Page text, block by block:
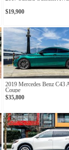
$19,900
2019 Mercedes Benz C43
Coupe
$35,800